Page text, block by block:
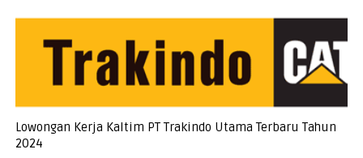
Lowongan Kerja Kaltim PT Trakindo Utama Terbaru Tahun
2024